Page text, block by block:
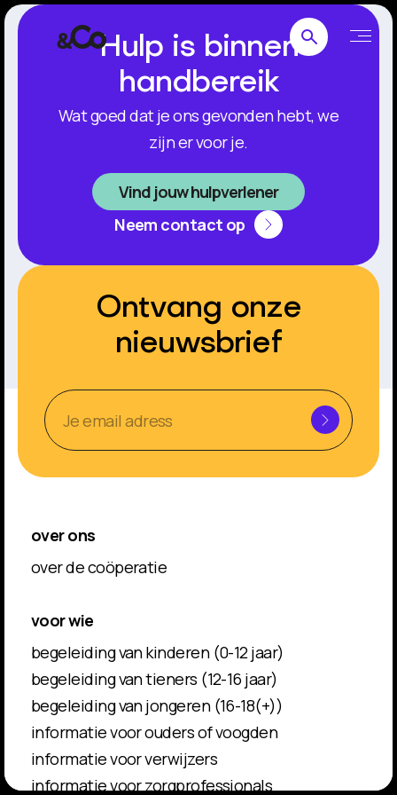
Hulp is binnen
handbereik
Wat goed dat je ons gevonden hebt, we
zijn er voor je.
Vind jouw hulpverlener
Neem contact op
Ontvang onze
nieuwsbrief
over ons
over de coöperatie
voor wie
begeleiding van kinderen (0-12 jaar)
begeleiding van tieners (12-16 jaar)
begeleiding van jongeren (16-18(+))
informatie voor ouders of voogden
informatie voor verwijzers
informatie voor zorgprofessionals